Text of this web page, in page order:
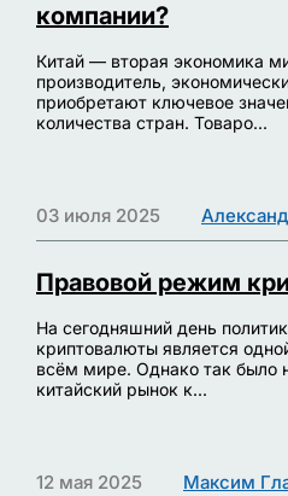
компании?
Китай — вторая экономика
производитель,
приобретают ключевое
количества стран. Товаро...
03 июля 2025
Правовой режим
На сегодняшний день
криптовалюты является
всём мире. Однако так было
китайский рынок к...
12 мая 2025 Максим